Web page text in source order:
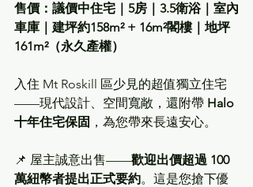
售價：議價中住宅｜5房｜3.5衛浴｜室內
車庫｜建坪約158m² + 16m²閣樓｜地坪
161m²（永久產權）
入住 Mt Roskill 區少見的超值獨立住宅
——現代設計、空間寬敞，還附帶 Halo
十年住宅保固 ，為您帶來長遠安心。
📌 屋主誠意出售——歡迎出價超過 100
萬紐幣者提出正式要約。這是您搶下優